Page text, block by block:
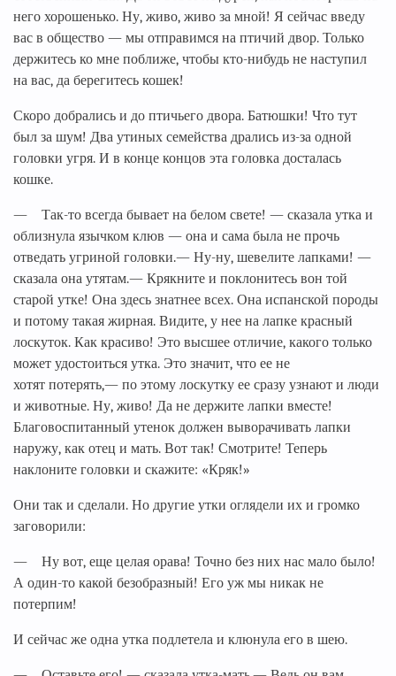
него хорошенько. Ну, живо, живо за мной! Я сейчас введу
вас в общество — мы отправимся на птичий двор. Только
держитесь ко мне поближе, чтобы кто-нибудь не наступил
на вас, да берегитесь кошек!
Скоро добрались и до птичьего двора. Батюшки! Что тут
был за шум! Два утиных семейства дрались из-за одной
головки угря. И в конце концов эта головка досталась
кошке.
— Так-то всегда бывает на белом свете! — сказала утка и
облизнула язычком клюв — она и сама была не прочь
отведать угриной головки.— Ну-ну, шевелите лапками! —
сказала она утятам.— Крякните и поклонитесь вон той
старой утке! Она здесь знатнее всех. Она испанской породы
и потому такая жирная. Видите, у нее на лапке красный
лоскуток. Как красиво! Это высшее отличие, какого только
может удостоиться утка. Это значит, что ее не
хотят потерять,— по этому лоскутку ее сразу узнают и люди
и животные. Ну, живо! Да не держите лапки вместе!
Благовоспитанный утенок должен выворачивать лапки
наружу, как отец и мать. Вот так! Смотрите! Теперь
наклоните головки и скажите: «Кряк!»
Они так и сделали. Но другие утки оглядели их и громко
заговорили:
— Ну вот, еще целая орава! Точно без них нас мало было!
А один-то какой безобразный! Его уж мы никак не
потерпим!
И сейчас же одна утка подлетела и клюнула его в шею.